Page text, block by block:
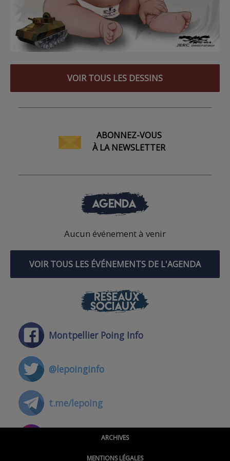
VOIR TOUS LES DESSINS
ABONNEZ-VOUS
À LA NEWSLETTER
AGENDA
Aucun événement à venir
VOIR TOUS LES ÉVÉNEMENTS DE L'AGENDA
RÉSEAUX
SOCIAUX
Montpellier Poing Info
@lepoinginfo
t.me/lepoing
@montpellierpoinginfo
ARCHIVES
MENTIONS LÉGALES